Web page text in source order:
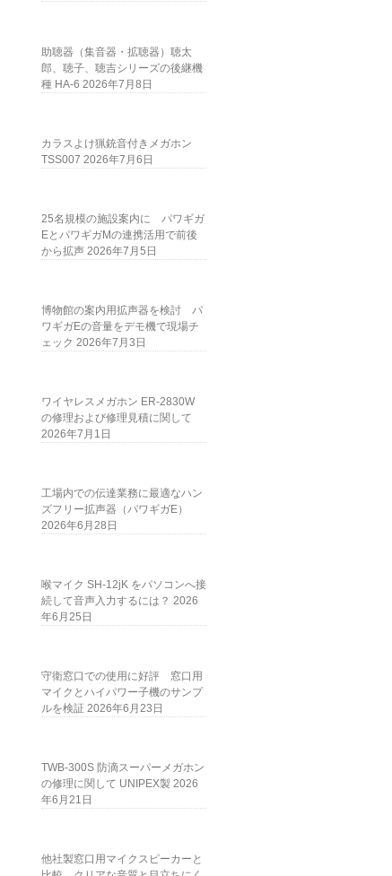
助聴器（集音器・拡聴器）聴太
郎、聴子、聴吉シリーズの後継機
種 HA-6 2026年7月8日
カラスよけ猟銃音付きメガホン
TSS007 2026年7月6日
25名規模の施設案内に パワギガ
EとパワギガMの連携活用で前後
から拡声 2026年7月5日
博物館の案内用拡声器を検討 パ
ワギガEの音量をデモ機で現場チ
ェック 2026年7月3日
ワイヤレスメガホン ER-2830W
の修理および修理見積に関して
2026年7月1日
工場内での伝達業務に最適なハン
ズフリー拡声器（パワギガE）
2026年6月28日
喉マイク SH-12jK をパソコンへ接
続して音声入力するには？ 2026
年6月25日
守衛窓口での使用に好評 窓口用
マイクとハイパワー子機のサンプ
ルを検証 2026年6月23日
TWB-300S 防滴スーパーメガホン
の修理に関して UNIPEX製 2026
年6月21日
他社製窓口用マイクスピーカーと